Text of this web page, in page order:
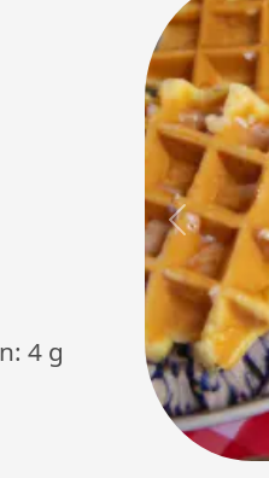
4 g
Previous